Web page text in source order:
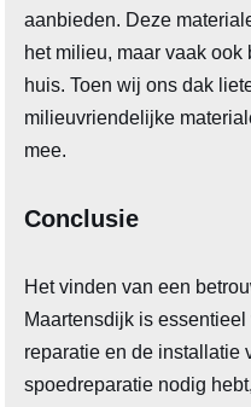
aanbieden. Deze
het milieu, maar vaak
huis. Toen wij ons dak
milieuvriendelijke
mee.
Conclusie
Het vinden van een
Maartensdijk is
reparatie en de installatie
spoedreparatie nodig